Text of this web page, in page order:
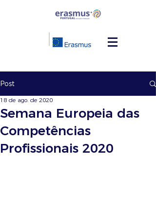
Post
Semana Europeia das
Competências
Profissionais 2020
18 de ago. de 2020